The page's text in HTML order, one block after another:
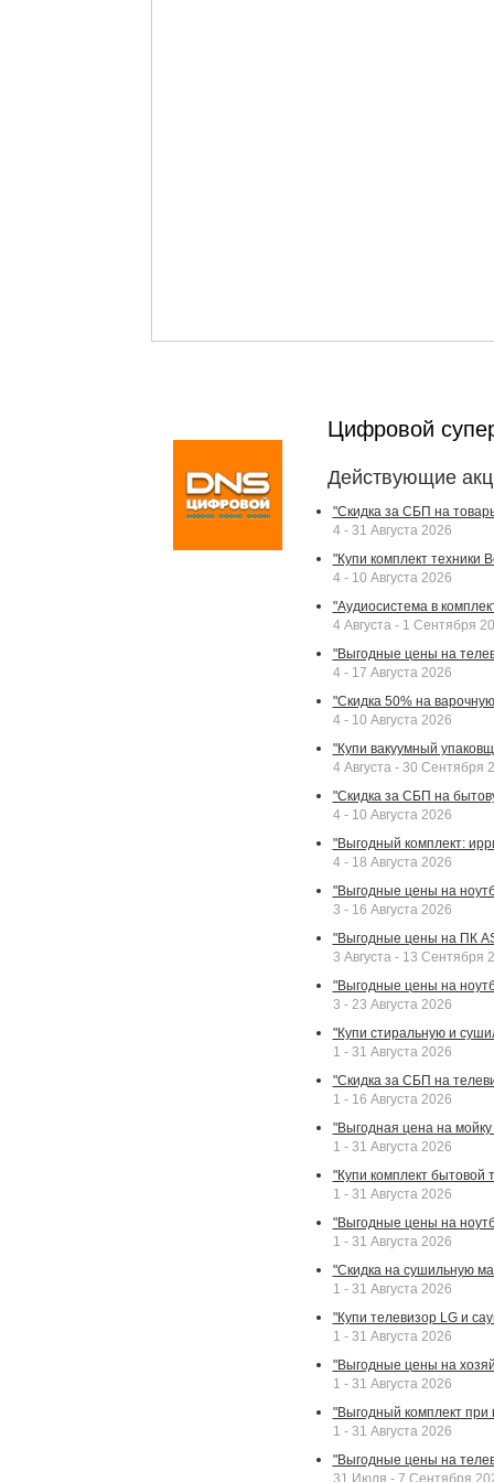
Цифровой
Действующие
"Скидка за СБП на
4 - 31 Августа 2026
"Купи комплект техники
4 - 10 Августа 2026
"Аудиосистема в
4 Августа - 1 Сентября
"Выгодные цены на
4 - 17 Августа 2026
"Скидка 50% на
4 - 10 Августа 2026
"Купи вакуумный
4 Августа - 30 Сентября
"Скидка за СБП на
4 - 10 Августа 2026
"Выгодный комплект:
4 - 18 Августа 2026
"Выгодные цены на
3 - 16 Августа 2026
"Выгодные цены на ПК
3 Августа - 13 Сентября
"Выгодные цены на
3 - 23 Августа 2026
"Купи стиральную и
1 - 31 Августа 2026
"Скидка за СБП на
1 - 16 Августа 2026
"Выгодная цена на
1 - 31 Августа 2026
"Купи комплект бытовой
1 - 31 Августа 2026
"Выгодные цены на
1 - 31 Августа 2026
"Скидка на сушильную
1 - 31 Августа 2026
"Купи телевизор LG и
1 - 31 Августа 2026
"Выгодные цены на
1 - 31 Августа 2026
"Выгодный комплект при
1 - 31 Августа 2026
"Выгодные цены на